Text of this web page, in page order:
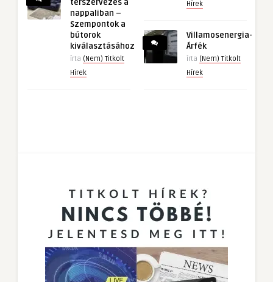
térszervezés a
nappaliban –
Szempontok a
bútorok
kiválasztásához
írta (Nem) Titkolt
Hírek
Hírek
Villamosenergia-
Árfék
írta (Nem) Titkolt
Hírek